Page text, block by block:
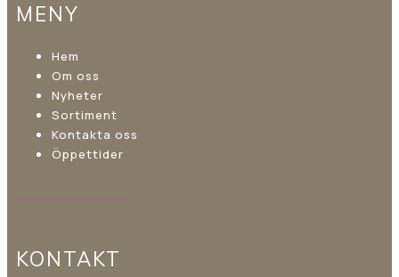
MENY
Hem
Om oss
Nyheter
Sortiment
Kontakta oss
Öppettider
KONTAKT